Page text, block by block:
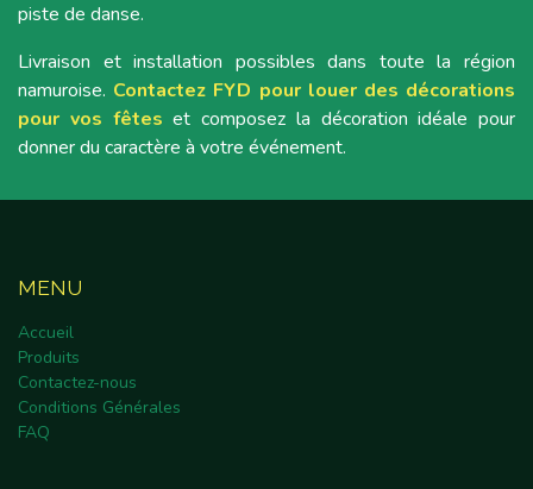
piste de danse.
Livraison et installation possibles dans toute la région
namuroise. Contactez FYD pour louer des décorations
pour vos fêtes et composez la décoration idéale pour
donner du caractère à votre événement.
MENU
Accueil
Produits
Contactez-nous
Conditions Générales
FAQ